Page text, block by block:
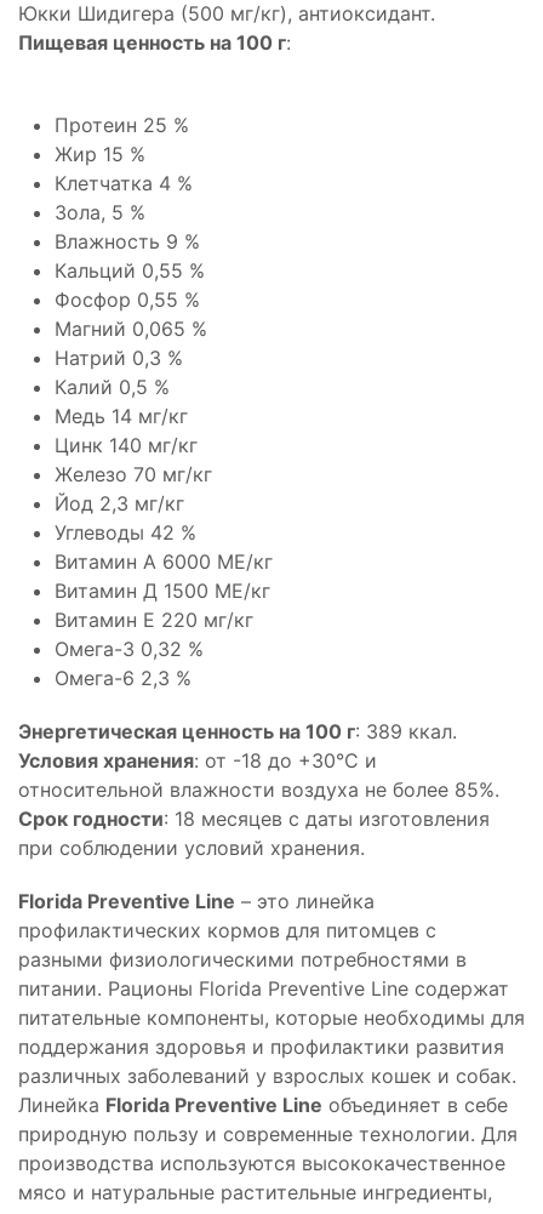
Юкки Шидигера (500 мг/кг), антиоксидант.
Пищевая ценность на 100 г:
Протеин 25 %
Жир 15 %
Клетчатка 4 %
Зола, 5 %
Влажность 9 %
Кальций 0,55 %
Фосфор 0,55 %
Магний 0,065 %
Натрий 0,3 %
Калий 0,5 %
Медь 14 мг/кг
Цинк 140 мг/кг
Железо 70 мг/кг
Йод 2,3 мг/кг
Углеводы 42 %
Витамин А 6000 МЕ/кг
Витамин Д 1500 МЕ/кг
Витамин Е 220 мг/кг
Омега-3 0,32 %
Омега-6 2,3 %
Энергетическая ценность на 100 г: 389 ккал.
Условия хранения: от -18 до +30°С и
относительной влажности воздуха не более 85%.
Срок годности: 18 месяцев с даты изготовления
при соблюдении условий хранения.
Florida Preventive Line – это линейка
профилактических кормов для питомцев с
разными физиологическими потребностями в
питании. Рационы Florida Preventive Line содержат
питательные компоненты, которые необходимы для
поддержания здоровья и профилактики развития
различных заболеваний у взрослых кошек и собак.
Линейка Florida Preventive Line объединяет в себе
природную пользу и современные технологии. Для
производства используются высококачественное
мясо и натуральные растительные ингредиенты,